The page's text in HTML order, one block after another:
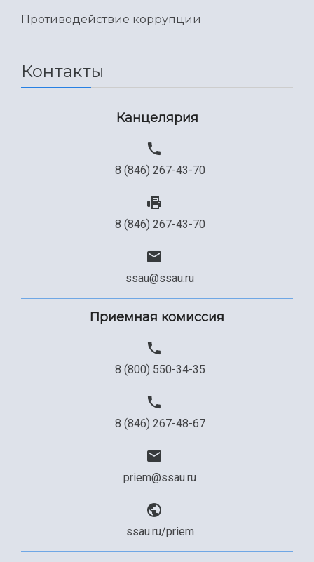
Сведения об образовательной организации
Противодействие коррупции
Контакты
Канцелярия
8 (846) 267-43-70
8 (846) 267-43-70
ssau@ssau.ru
Приемная комиссия
8 (800) 550-34-35
8 (846) 267-48-67
priem@ssau.ru
ssau.ru/priem